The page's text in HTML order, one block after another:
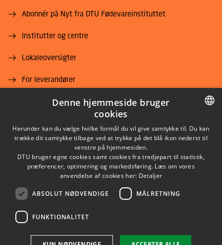
Abonnér på Nyt fra DTU Fødevareinstituttet
Institutter og centre
Lokaleoversigter
For leverandører
Job og karriere
LINKEDIN
YOUTUBE
DANISH
ENGLISH
Denne hjemmeside bruger
cookies
Herunder kan du vælge hvilke formål du vil give samtykke til. Du kan
trække dit samtykke tilbage ved at trykke på det blå ikon nederst til
venstre på hjemmesiden.
DTU bruger egne cookies samt cookies fra tredjepart til statistik,
præferencer, optimering og markedsføring. Læs om vores
anvendelse af cookies her: Detaljer
ABSOLUT NØDVENDIGE MÅLRETNING
FUNKTIONALITET